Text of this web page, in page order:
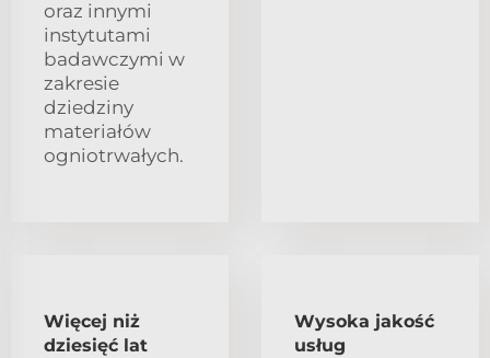
oraz innymi
instytutami
badawczymi w
zakresie
dziedziny
materiałów
ogniotrwałych.
Więcej niż
dziesięć lat
Wysoka jakość
usług